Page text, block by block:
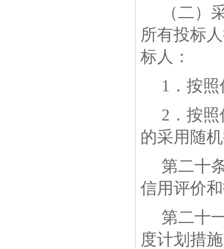
（二）
所有投标
标人：
1 ．按
2 ．按
的采用随
第二十
信用评价
第二十
度计划措